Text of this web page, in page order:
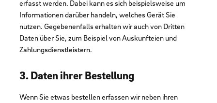
erfasst werden. Dabei kann es sich beispielsweise um
Informationen darüber handeln, welches Gerät Sie
nutzen. Gegebenenfalls erhalten wir auch von Dritten
Daten über Sie, zum Beispiel von Auskunfteien und
Zahlungsdienstleistern.
3. Daten ihrer Bestellung
Wenn Sie etwas bestellen erfassen wir neben ihren